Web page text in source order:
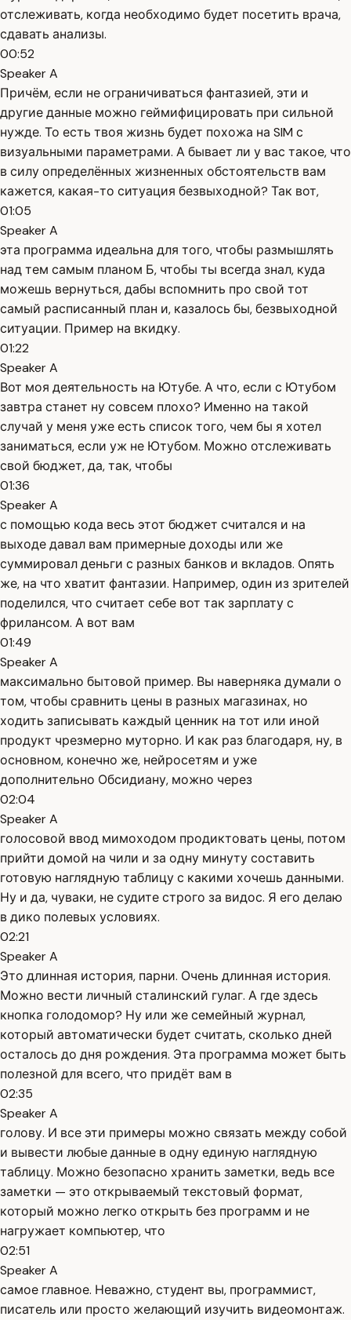
отслеживать, когда необходимо будет посетить врача,
сдавать анализы.
00:52
Speaker A
Причём, если не ограничиваться фантазией, эти и
другие данные можно геймифицировать при сильной
нужде. То есть твоя жизнь будет похожа на SIM с
визуальными параметрами. А бывает ли у вас такое, что
в силу определённых жизненных обстоятельств вам
кажется, какая-то ситуация безвыходной? Так вот,
01:05
Speaker A
эта программа идеальна для того, чтобы размышлять
над тем самым планом Б, чтобы ты всегда знал, куда
можешь вернуться, дабы вспомнить про свой тот
самый расписанный план и, казалось бы, безвыходной
ситуации. Пример на вкидку.
01:22
Speaker A
Вот моя деятельность на Ютубе. А что, если с Ютубом
завтра станет ну совсем плохо? Именно на такой
случай у меня уже есть список того, чем бы я хотел
заниматься, если уж не Ютубом. Можно отслеживать
свой бюджет, да, так, чтобы
01:36
Speaker A
с помощью кода весь этот бюджет считался и на
выходе давал вам примерные доходы или же
суммировал деньги с разных банков и вкладов. Опять
же, на что хватит фантазии. Например, один из зрителей
поделился, что считает себе вот так зарплату с
фрилансом. А вот вам
01:49
Speaker A
максимально бытовой пример. Вы наверняка думали о
том, чтобы сравнить цены в разных магазинах, но
ходить записывать каждый ценник на тот или иной
продукт чрезмерно муторно. И как раз благодаря, ну, в
основном, конечно же, нейросетям и уже
дополнительно Обсидиану, можно через
02:04
Speaker A
голосовой ввод мимоходом продиктовать цены, потом
прийти домой на чили и за одну минуту составить
готовую наглядную таблицу с какими хочешь данными.
Ну и да, чуваки, не судите строго за видос. Я его делаю
в дико полевых условиях.
02:21
Speaker A
Это длинная история, парни. Очень длинная история.
Можно вести личный сталинский гулаг. А где здесь
кнопка голодомор? Ну или же семейный журнал,
который автоматически будет считать, сколько дней
осталось до дня рождения. Эта программа может быть
полезной для всего, что придёт вам в
02:35
Speaker A
голову. И все эти примеры можно связать между собой
и вывести любые данные в одну единую наглядную
таблицу. Можно безопасно хранить заметки, ведь все
заметки — это открываемый текстовый формат,
который можно легко открыть без программ и не
нагружает компьютер, что
02:51
Speaker A
самое главное. Неважно, студент вы, программист,
писатель или просто желающий изучить видеомонтаж.